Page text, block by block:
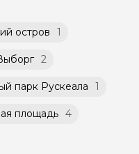
путешествия,
тура и
соглашения
Картой
оплатить любую
по
экскурсии могут
люди.
на тех же
может быть
остров 1
2
парк Рускеала 1
площадь 4